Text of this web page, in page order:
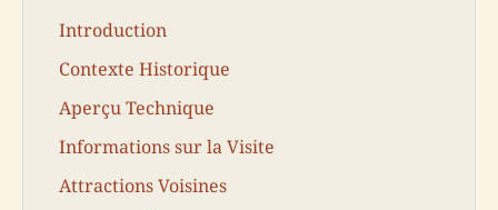
Introduction
Contexte Historique
Aperçu Technique
Informations sur la Visite
Attractions Voisines